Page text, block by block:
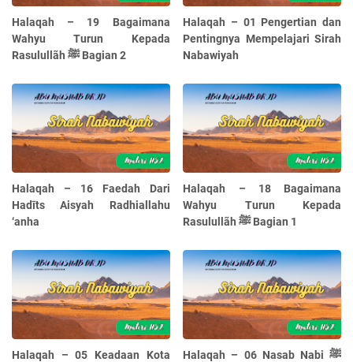
Halaqah – 19 Bagaimana
Wahyu Turun Kepada
Rasulullãh ﷺ Bagian 2
Halaqah – 01 Pengertian dan
Pentingnya Mempelajari Sirah
Nabawiyah
Halaqah – 16 Faedah Dari
Hadīts Aisyah Radhiallahu
‘anha
Halaqah – 18 Bagaimana
Wahyu Turun Kepada
Rasulullãh ﷺ Bagian 1
Halaqah – 05 Keadaan Kota
Halaqah – 06 Nasab Nabi ﷺ